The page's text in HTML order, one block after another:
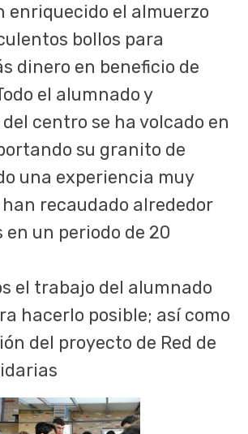
enriquecido el almuerzo
bollos para
dinero en beneficio de
el alumnado y
centro se ha volcado en
su granito de
una experiencia muy
recaudado alrededor
en un periodo de 20
el trabajo del alumnado
hacerlo posible; así como
del proyecto de Red de